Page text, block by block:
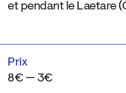
et pendant le Laetare
Prix
8€ — 3€